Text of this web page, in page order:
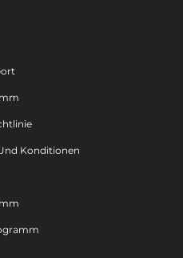
Konditionen